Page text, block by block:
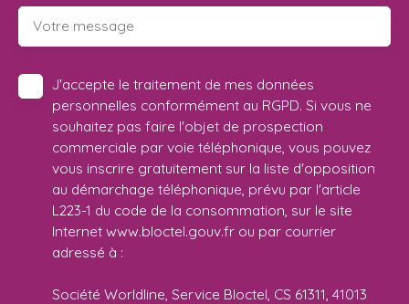
Votre message
J'accepte le traitement de mes données
personnelles conformément au RGPD. Si vous ne
souhaitez pas faire l'objet de prospection
commerciale par voie téléphonique, vous pouvez
vous inscrire gratuitement sur la liste d'opposition
au démarchage téléphonique, prévu par l'article
L223-1 du code de la consommation, sur le site
Internet www.bloctel.gouv.fr ou par courrier
adressé à :
Société Worldline, Service Bloctel, CS 61311, 41013